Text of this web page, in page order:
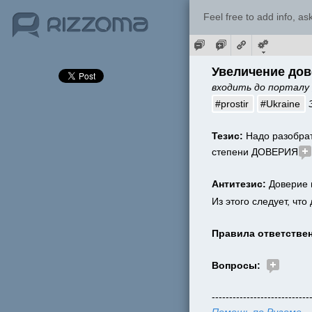
Feel free to add info,
Увеличение
входить до порталу
#prostir
#Ukraine
Тезис: Надо
степени ДОВЕРИЯ
Антитезис: Доверие
Из этого следует,
Правила
Вопросы: